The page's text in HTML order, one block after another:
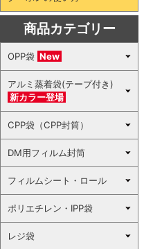
商品カテゴリー
OPP袋 New
アルミ蒸着袋(テープ付き)
新カラー登場
CPP袋（CPP封筒）
DM用フィルム封筒
フィルムシート・ロール
ポリエチレン・IPP袋
レジ袋